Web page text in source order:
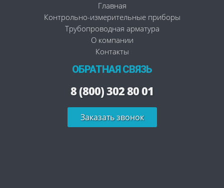
Главная
Контрольно-измерительные приборы
Трубопроводная арматура
О компании
Контакты
ОБРАТНАЯ СВЯЗЬ
8 (800) 302 80 01
Заказать звонок